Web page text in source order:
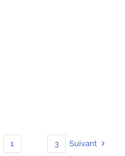
1 3 Suivant